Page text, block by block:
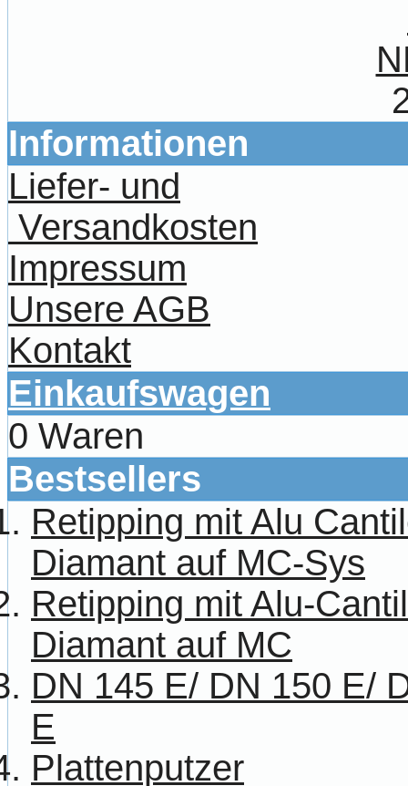
Informationen
Liefer- und
Versandkosten
Impressum
Unsere AGB
Kontakt
Einkaufswagen
0 Waren
Bestsellers
Retipping mit Alu
Diamant auf MC-Sys
Retipping mit Alu-
Diamant auf MC
DN 145 E/ DN 150 E/
E
Plattenputzer